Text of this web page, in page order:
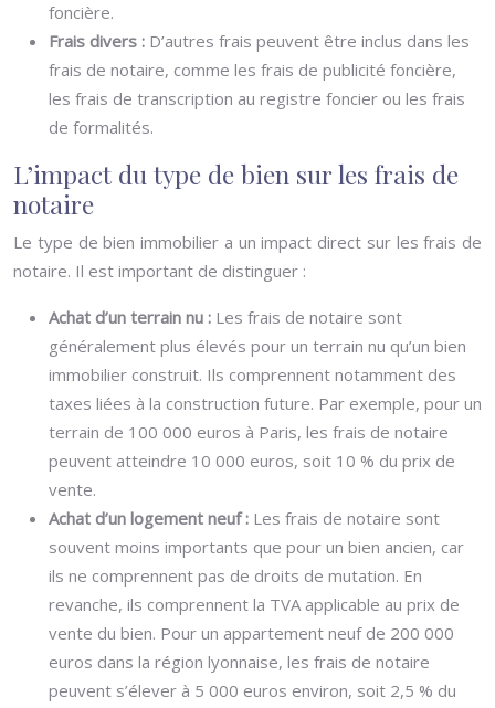
foncière.
Frais divers : D’autres frais peuvent être inclus dans les
frais de notaire, comme les frais de publicité foncière,
les frais de transcription au registre foncier ou les frais
de formalités.
L’impact du type de bien sur les frais de
notaire
Le type de bien immobilier a un impact direct sur les frais de
notaire. Il est important de distinguer :
Achat d’un terrain nu : Les frais de notaire sont
généralement plus élevés pour un terrain nu qu’un bien
immobilier construit. Ils comprennent notamment des
taxes liées à la construction future. Par exemple, pour un
terrain de 100 000 euros à Paris, les frais de notaire
peuvent atteindre 10 000 euros, soit 10 % du prix de
vente.
Achat d’un logement neuf : Les frais de notaire sont
souvent moins importants que pour un bien ancien, car
ils ne comprennent pas de droits de mutation. En
revanche, ils comprennent la TVA applicable au prix de
vente du bien. Pour un appartement neuf de 200 000
euros dans la région lyonnaise, les frais de notaire
peuvent s’élever à 5 000 euros environ, soit 2,5 % du